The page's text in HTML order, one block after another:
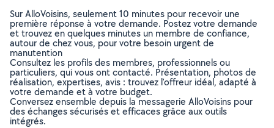
Sur AlloVoisins, seulement 10 minutes pour recevoir une
première réponse à votre demande. Postez votre demande
et trouvez en quelques minutes un membre de confiance,
autour de chez vous, pour votre besoin urgent de
manutention
Consultez les profils des membres, professionnels ou
particuliers, qui vous ont contacté. Présentation, photos de
réalisation, expertises, avis : trouvez l'offreur idéal, adapté à
votre demande et à votre budget.
Conversez ensemble depuis la messagerie AlloVoisins pour
des échanges sécurisés et efficaces grâce aux outils
intégrés.